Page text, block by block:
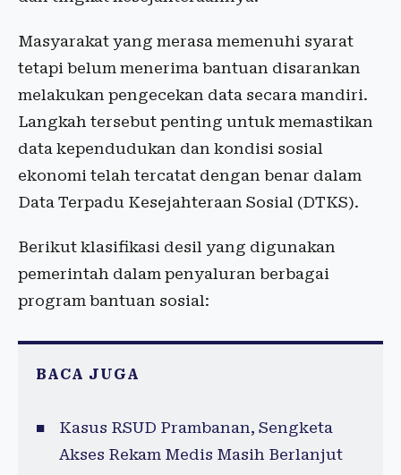
Masyarakat yang merasa memenuhi syarat
tetapi belum menerima bantuan disarankan
melakukan pengecekan data secara mandiri.
Langkah tersebut penting untuk memastikan
data kependudukan dan kondisi sosial
ekonomi telah tercatat dengan benar dalam
Data Terpadu Kesejahteraan Sosial (DTKS).
Berikut klasifikasi desil yang digunakan
pemerintah dalam penyaluran berbagai
program bantuan sosial:
BACA JUGA
Kasus RSUD Prambanan, Sengketa
Akses Rekam Medis Masih Berlanjut